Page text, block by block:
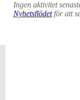
Ingen aktivitet
Nyhetsflödetför att